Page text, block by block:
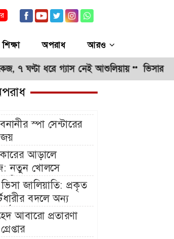
শিক্ষা অপরাধ আরও
ধরে গ্যাস নেই আশুলিয়ায় ** ভিসার নামে
স্পা সেন্টারের
জয়
আড়ালে
নতুন খোলসে
সামস চক্র
জালিয়াতি: প্রকৃত
বদলে অন্য
৫৬
গ্রেপ্তার ৭
আবারো প্রতারণা